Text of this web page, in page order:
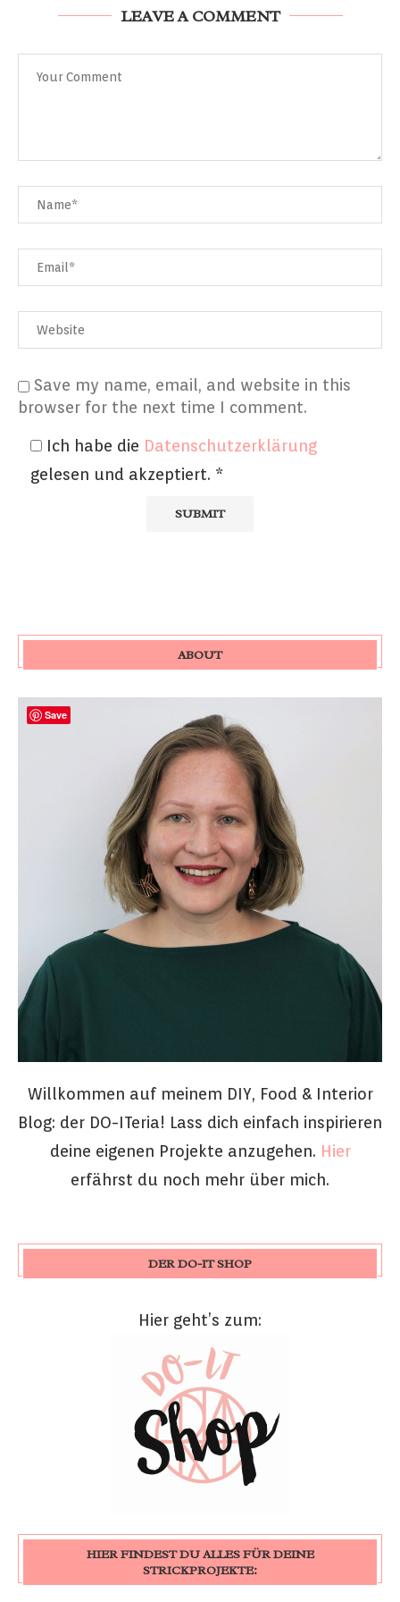
LEAVE A COMMENT
Save my name, email, and website in this
browser for the next time I comment.
Ich habe die Datenschutzerklärung
gelesen und akzeptiert. *
ABOUT
Willkommen auf meinem DIY, Food & Interior
Blog: der DO-ITeria! Lass dich einfach inspirieren
deine eigenen Projekte anzugehen. Hier
erfährst du noch mehr über mich.
DER DO-IT SHOP
Hier geht’s zum:
HIER FINDEST DU ALLES FÜR DEINE
STRICKPROJEKTE:
Save